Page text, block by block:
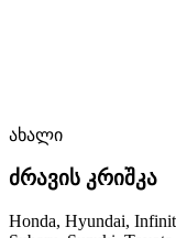
ახალი
ძრავის კრიშკა
Honda, Hyundai,